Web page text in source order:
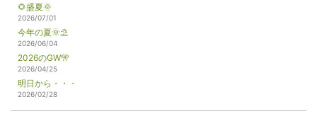
🌻盛夏🌞
2026/07/01
今年の夏🌞⛱️
2026/06/04
2026のGW🎌
2026/04/25
明日から・・・
2026/02/28